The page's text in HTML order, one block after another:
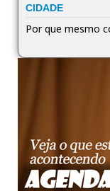
CIDADE
Por que mesmo